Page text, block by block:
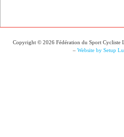
Copyright © 2026 Fédération du Sport Cycliste
– Website by Setup